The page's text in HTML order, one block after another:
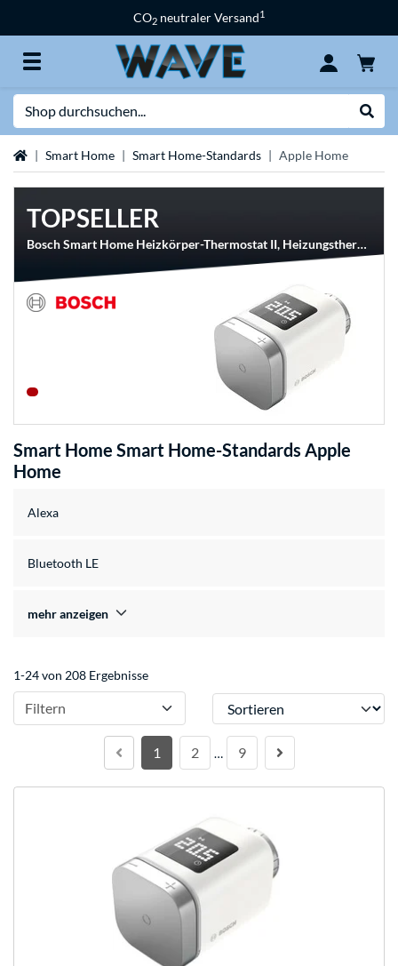
CO2 neutraler Versand1
StartseiteSmart Home Smart Home-Standards Apple Home
TOPSELLER
Bosch Smart Home Heizkörper-Thermostat II, Heizungsthermostat
Smart Home Smart Home-Standards Apple
Home
Alexa
Bluetooth LE
mehr anzeigen
1-24 von 208 Ergebnisse
Filtern Sortieren
1 2 … 9